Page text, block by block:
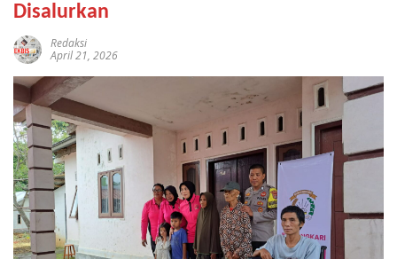
Disalurkan
Redaksi
April 21, 2026